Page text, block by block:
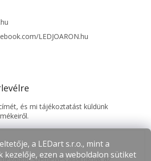
a LEDart s.r.o., mint a
kezelője, ezen a weboldalon sütiket
LEDJOARON.hu
és mi tájékoztatást küldünk
személyes adatoknak az